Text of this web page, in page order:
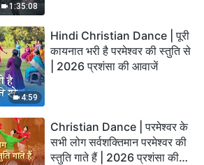
1:35:08
4:59
Hindi Christian Dance | पूरी
कायनात भरी है परमेश्वर की स्तुति से
| 2026 प्रशंसा की आवाजें
Christian Dance | परमेश्वर के
सभी लोग सर्वशक्तिमान परमेश्वर की
स्तुति गाते हैं | 2026 प्रशंसा की